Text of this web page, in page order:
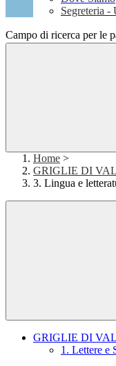
Segreteria -
Campo di ricerca per le
Home >
GRIGLIE DI
3. Lingua e
GRIGLIE DI
1. Lettere e